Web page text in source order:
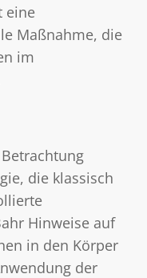
eine
Maßnahme, die
im
die klassisch
Hinweise auf
in den Körper
der